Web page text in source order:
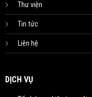
Thư viện
Tin tức
Liên hệ
DỊCH VỤ